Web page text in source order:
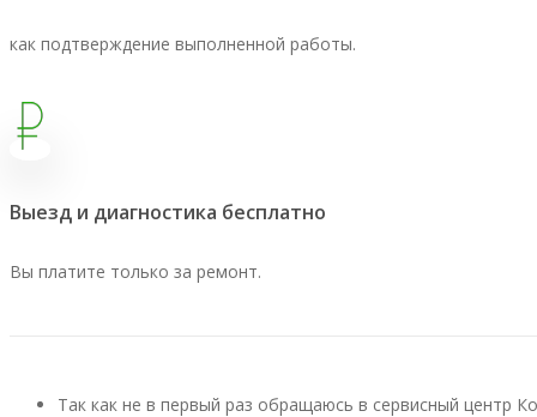
как подтверждение выполненной работы.
Выезд и диагностика бесплатно
Вы платите только за ремонт.
Так как не в первый раз обращаюсь в сервисный центр